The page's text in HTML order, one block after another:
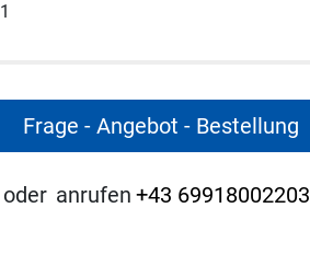
1
Frage - Angebot - Bestellung
oder anrufen +43 69918002203